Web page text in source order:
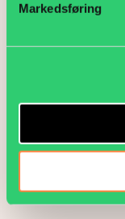
Markedsføring